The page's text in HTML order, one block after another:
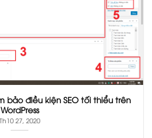
bảo điều kiện SEO tối thiểu trên
WordPress
Th10 27, 2020